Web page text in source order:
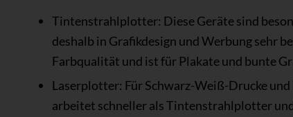
Tintenstrahlplotter: Diese Geräte sind
deshalb in Grafikdesign und Werbung sehr
Farbqualität und ist für Plakate und bunte
Laserplotter: Für Schwarz-Weiß-Drucke
arbeitet schneller als Tintenstrahlplotter